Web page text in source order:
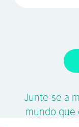
Junte-se a
mundo que